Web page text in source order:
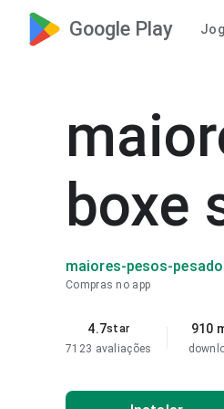
Google Play
boxe
maiores-pesos-
Compras no app
4.7star
7123 avaliações
910